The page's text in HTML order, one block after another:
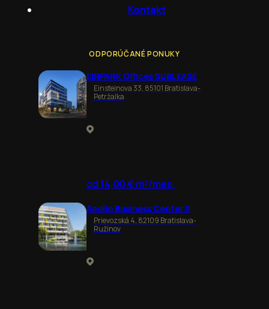
Kontakt
ODPORÚČANÉ PONUKY
EINPARK Offices SUBLEASE
Einsteinova 33, 85101 Bratislava-
Petržalka
od 14,00 € m²/mes.
Apollo Business Center II
Prievozská 4, 82109 Bratislava-
Ružinov